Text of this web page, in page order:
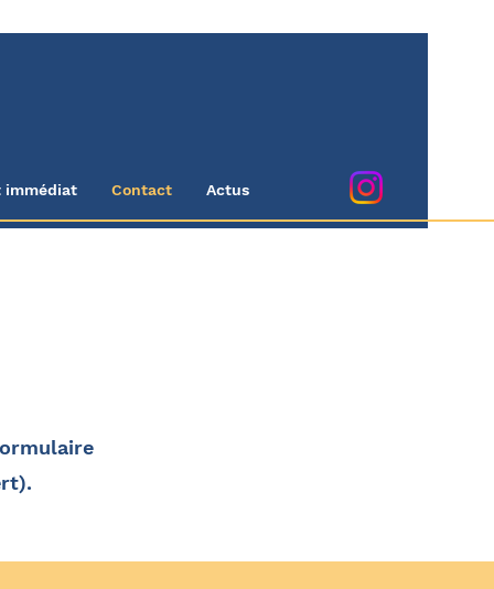
immédiat Contact Actus